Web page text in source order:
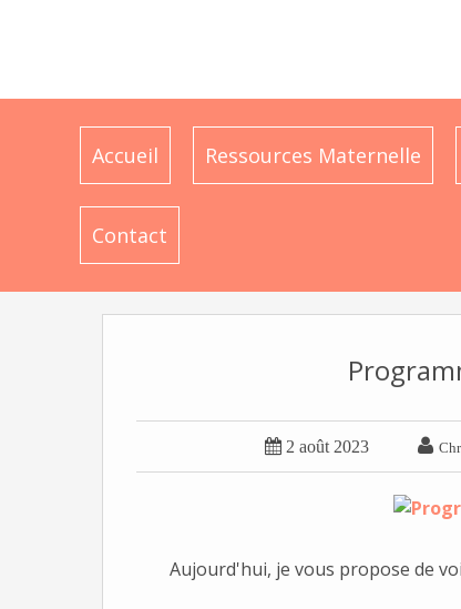
Accueil Ressources Maternelle
Contact
 2 août 2023 
Aujourd'hui, je vous propose de